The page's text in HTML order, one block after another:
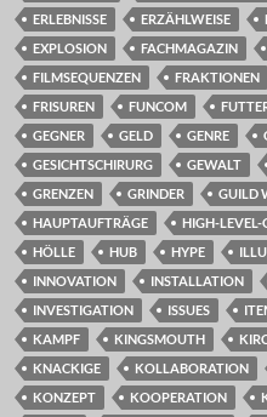
ERLEBNISSE
ERZÄHLWEISE
EXPLOSION
FACHMAGAZIN
FILMSEQUENZEN
FRAKTIONEN
FRISUREN
FUNCOM
GEGNER
GELD GENRE
GESICHTSCHIRURG
GEWALT
GRENZEN
GRINDER GUILD
HAUPTAUFTRÄGE
HIGH-LEVEL-
HÖLLE
HUB HYPE
INNOVATION
INSTALLATION
INVESTIGATION
ISSUES
KAMPF
KINGSMOUTH
KNACKIGE
KOLLABORATION
KONZEPT
KOOPERATION